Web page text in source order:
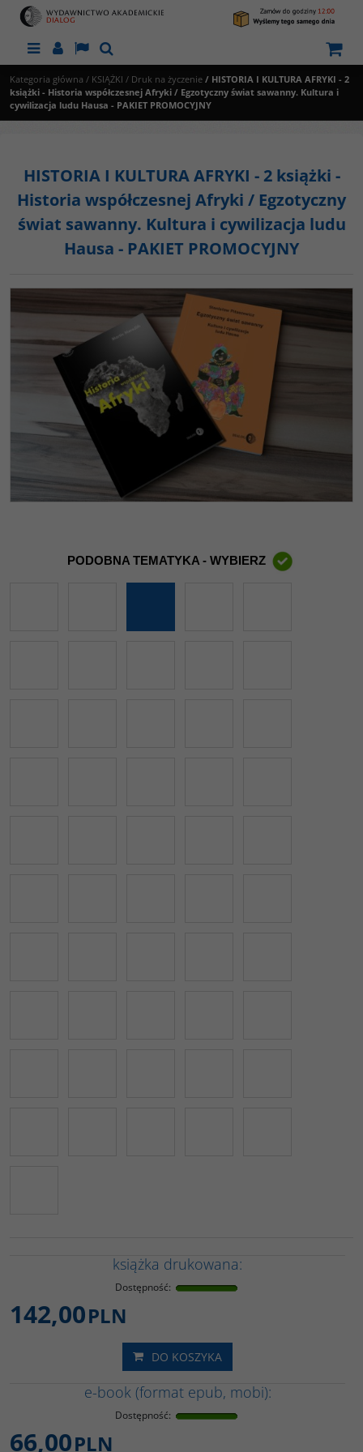
MenuPanelLangSzukaj
Kategoria główna / KSIĄŻKI / Druk na życzenie / HISTORIA I KULTURA AFRYKI - 2
książki - Historia współczesnej Afryki / Egzotyczny świat sawanny. Kultura i
cywilizacja ludu Hausa - PAKIET PROMOCYJNY
HISTORIA I KULTURA AFRYKI - 2 książki -
Historia współczesnej Afryki / Egzotyczny
świat sawanny. Kultura i cywilizacja ludu
Hausa - PAKIET PROMOCYJNY
PODOBNA TEMATYKA - WYBIERZ
książka drukowana:
Dostępność:
142,00PLN
DO KOSZYKA
e-book (format epub, mobi):
Dostępność:
66,00PLN